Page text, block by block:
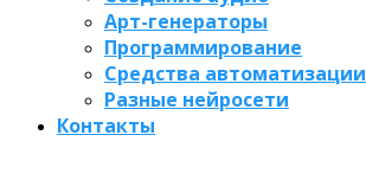
Арт-генераторы
Программирование
Средства автоматизации
Разные нейросети
Контакты